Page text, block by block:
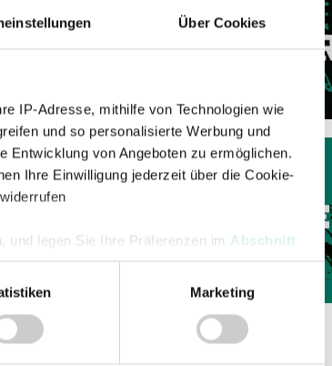
Über Cookies
IP-Adresse, mithilfe von Technologien wie
und so personalisierte Werbung und
Entwicklung von Angeboten zu ermöglichen.
Ihre Einwilligung jederzeit über die Cookie-
und legen Sie Ihre Präferenzen im Abschnitt
zu Ihrer Verwendung unserer
Marketing